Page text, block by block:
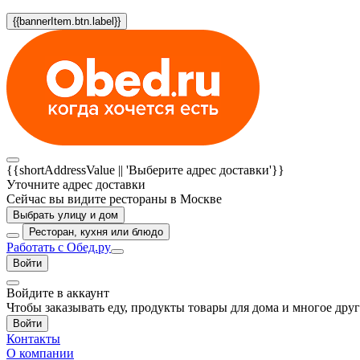
{{bannerItem.btn.label}}
{{shortAddressValue || 'Выберите адрес доставки'}}
Уточните адрес доставки
Сейчас вы видите рестораны в Москве
Выбрать улицу и дом
Ресторан, кухня или блюдо
Работать с Обед.ру
Войти
Войдите в аккаунт
Чтобы заказывать еду, продукты товары для дома и многое
Войти
Контакты
О компании